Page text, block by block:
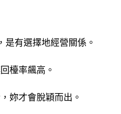
是有選擇地經營關係。
檯率飆高。
妳才會脫穎而出。